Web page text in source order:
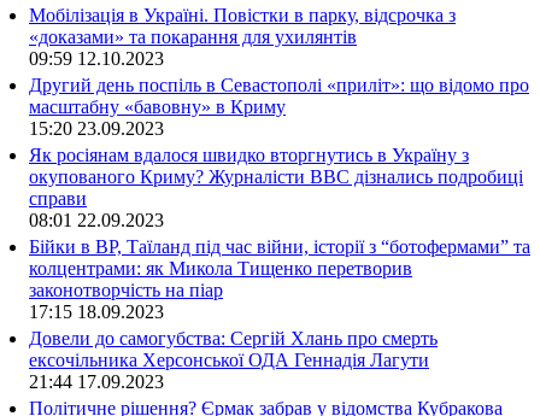
Мобілізація в Україні. Повістки в парку, відсрочка з
«доказами» та покарання для ухилянтів
09:59 12.10.2023
Другий день поспіль в Севастополі «приліт»: що відомо про
масштабну «бавовну» в Криму
15:20 23.09.2023
Як росіянам вдалося швидко вторгнутись в Україну з
окупованого Криму? Журналісти ВВС дізнались подробиці
справи
08:01 22.09.2023
Бійки в ВР, Таїланд під час війни, історії з “ботофермами” та
колцентрами: як Микола Тищенко перетворив
законотворчість на піар
17:15 18.09.2023
Довели до самогубства: Сергій Хлань про смерть
ексочільника Херсонської ОДА Геннадія Лагути
21:44 17.09.2023
Політичне рішення? Єрмак забрав у відомства Кубракова